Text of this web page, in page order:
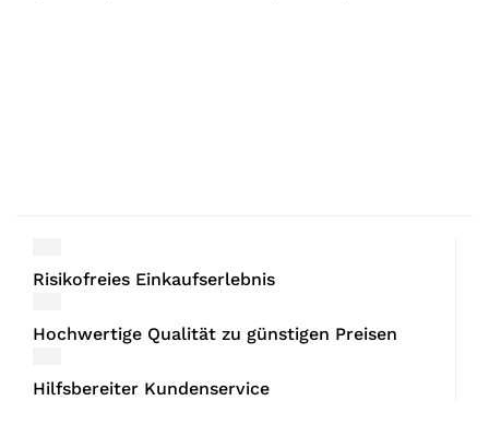
Risikofreies Einkaufserlebnis
Hochwertige Qualität zu günstigen Preisen
Hilfsbereiter Kundenservice